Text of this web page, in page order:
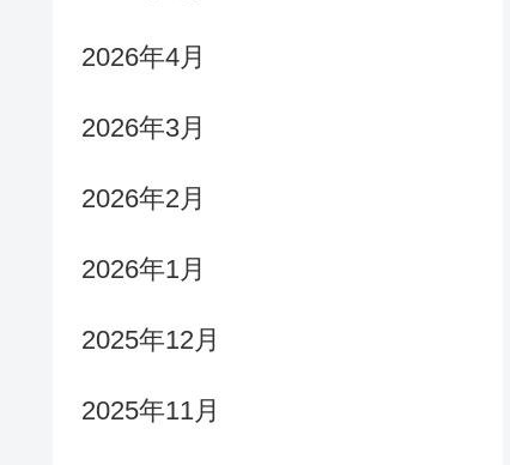
2026年4月
2026年3月
2026年2月
2026年1月
2025年12月
2025年11月